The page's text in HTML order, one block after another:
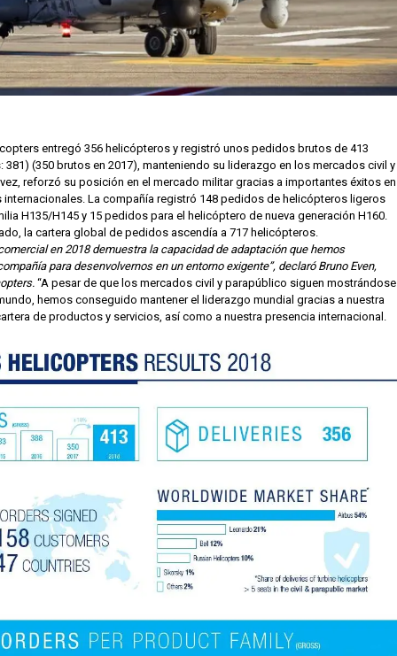
entregó 356 helicópteros y registró unos pedidos brutos de 413
381) (350 brutos en 2017), manteniendo su liderazgo en los mercados civil y
reforzó su posición en el mercado militar gracias a importantes éxitos en
La compañía registró 148 pedidos de helicópteros ligeros
H135/H145 y 15 pedidos para el helicóptero de nueva generación H160.
la cartera global de pedidos ascendía a 717 helicópteros.
en 2018 demuestra la capacidad de adaptación que hemos
para desenvolvernos en un entorno exigente”, declaró Bruno Even,
“A pesar de que los mercados civil y parapúblico siguen mostrándose
hemos conseguido mantener el liderazgo mundial gracias a nuestra
de productos y servicios, así como a nuestra presencia internacional.